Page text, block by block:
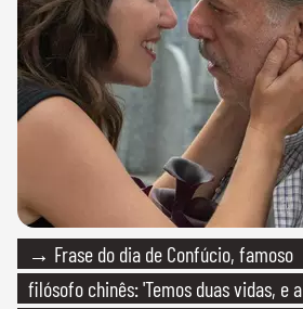
→ Frase do dia de Confúcio, famoso
filósofo chinês: 'Temos duas vidas, e a